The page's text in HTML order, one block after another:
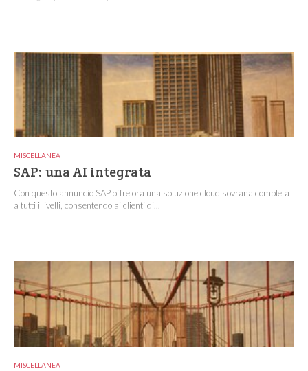
MISCELLANEA
SAP: una AI integrata
Con questo annuncio SAP offre ora una soluzione cloud sovrana completa
a tutti i livelli, consentendo ai clienti di...
MISCELLANEA